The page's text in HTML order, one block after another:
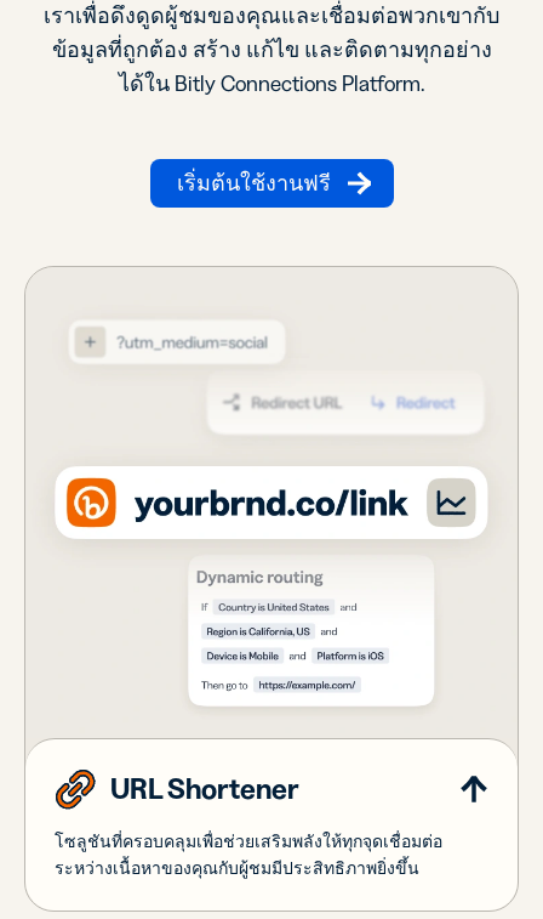
เราเพื่อดึงดูดผู้ชมของคุณและเชื่อมต่อพวกเขากับ
ข้อมูลที่ถูกต้อง สร้าง แก้ไข และติดตามทุกอย่าง
ได้ใน Bitly Connections Platform.
เริ่มต้นใช้งานฟรี
URL Shortener
โซลูชันที่ครอบคลุมเพื่อช่วยเสริมพลังให้ทุกจุดเชื่อมต่อ
ระหว่างเนื้อหาของคุณกับผู้ชมมีประสิทธิภาพยิ่งขึ้น